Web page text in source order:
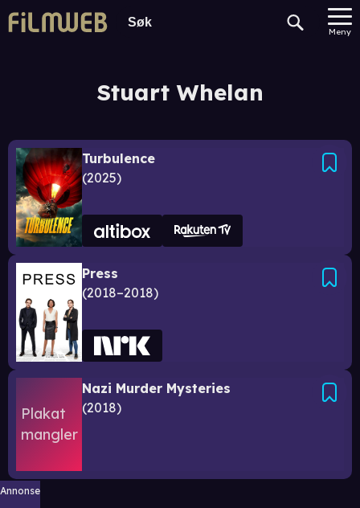
Meny
Stuart Whelan
Turbulence
2025
Press
2018–2018
Nazi Murder Mysteries
2018
Annonse